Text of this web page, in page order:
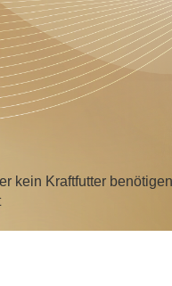
kein Kraftfutter benötigen